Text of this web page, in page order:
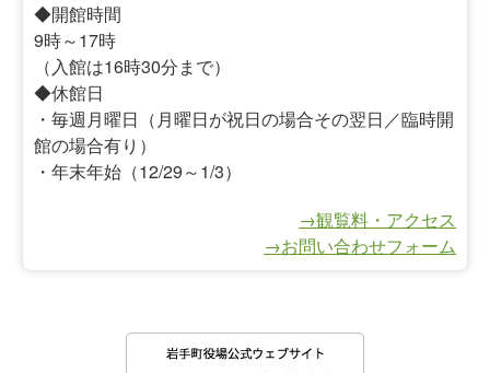
◆開館時間
9時～17時
（入館は16時30分まで）
◆休館日
・毎週月曜日（月曜日が祝日の場合その翌日／臨時開
館の場合有り）
・年末年始（12/29～1/3）
→観覧料・アクセス
→お問い合わせフォーム